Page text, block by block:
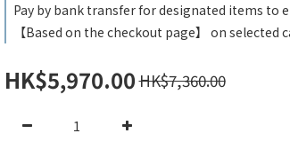
Pay by bank transfer for designated items to
【Based on the checkout page】 on selected
HK$5,970.00HK$7,360.00